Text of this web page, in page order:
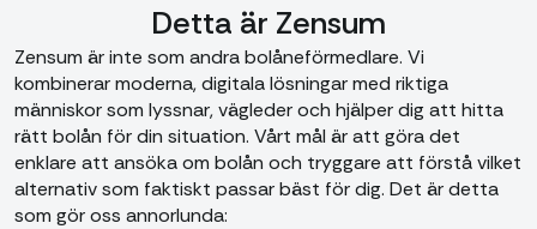
Detta är Zensum
Zensum är inte som andra bolåneförmedlare. Vi
kombinerar moderna, digitala lösningar med riktiga
människor som lyssnar, vägleder och hjälper dig att hitta
rätt bolån för din situation. Vårt mål är att göra det
enklare att ansöka om bolån och tryggare att förstå vilket
alternativ som faktiskt passar bäst för dig. Det är detta
som gör oss annorlunda: